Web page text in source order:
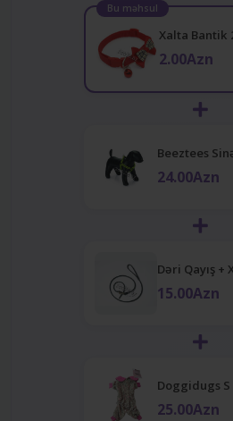
Bu məhsul
Xalta Bantik
2.00Azn
Beeztees
24.00Azn
Dəri Qayış +
15.00Azn
Doggidugs S
25.00Azn